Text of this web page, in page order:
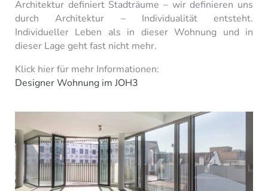
Architektur definiert Stadträume – wir definieren uns
durch Architektur – Individualität entsteht.
Individueller Leben als in dieser Wohnung und in
dieser Lage geht fast nicht mehr.
Klick hier für mehr Informationen:
Designer Wohnung im JOH3